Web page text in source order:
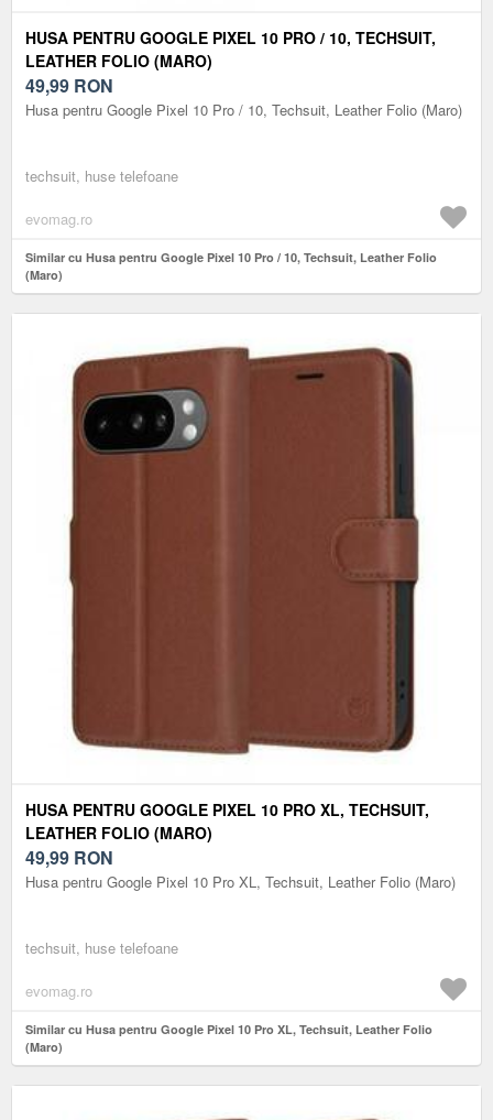
HUSA PENTRU GOOGLE PIXEL 10 PRO / 10, TECHSUIT,
LEATHER FOLIO (MARO)
49,99 RON
Husa pentru Google Pixel 10 Pro / 10, Techsuit, Leather Folio (Maro)
techsuit, huse telefoane
evomag.ro
Similar cu Husa pentru Google Pixel 10 Pro / 10, Techsuit, Leather Folio
(Maro)
HUSA PENTRU GOOGLE PIXEL 10 PRO XL, TECHSUIT,
LEATHER FOLIO (MARO)
49,99 RON
Husa pentru Google Pixel 10 Pro XL, Techsuit, Leather Folio (Maro)
techsuit, huse telefoane
evomag.ro
Similar cu Husa pentru Google Pixel 10 Pro XL, Techsuit, Leather Folio
(Maro)